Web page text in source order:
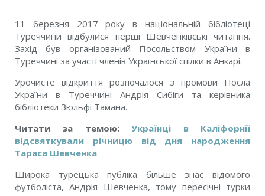
11 березня 2017 року в національній бібліотеці
Туреччини відбулися перші Шевченківські читання.
Захід був організований Посольством України в
Туреччині за участі членів Української спілки в Анкарі.
Урочисте відкриття розпочалося з промови Посла
України в Туреччині Андрія Сибіги та керівника
бібліотеки Зюльфі Тамана.
Читати за темою:Українці в Каліфорнії
відсвяткували річницю від дня народження
Тараса Шевченка
Широка турецька публіка більше знає відомого
футболіста, Андрія Шевченка, тому пересічні турки